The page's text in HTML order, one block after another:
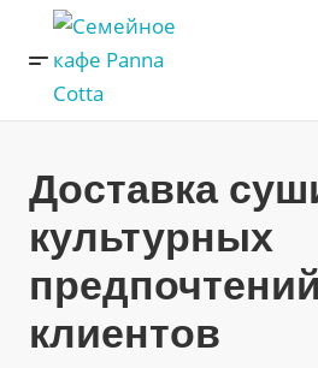
Доставка
культурных
предпочтений
клиентов